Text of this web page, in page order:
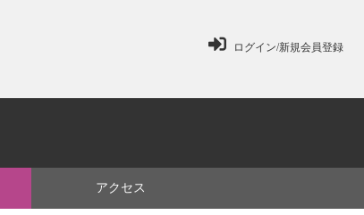
ログイン/新規会員登録
アクセス